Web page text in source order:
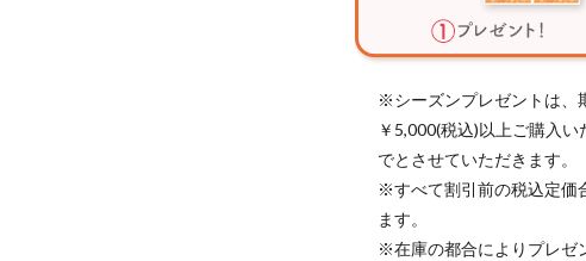
※シーズンプレゼントは、
￥5,000(税込)以上ご購入
でとさせていただきます。
※すべて割引前の税込定価
ます。
※在庫の都合によりプレゼ